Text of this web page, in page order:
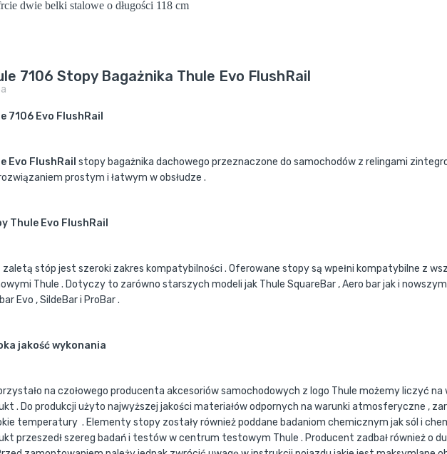
dwie belki stalowe o długości 118 cm
7106 Stopy Bagażnika Thule Evo FlushRail
7106 Evo FlushRail
Evo FlushRail stopy bagażnika dachowego przeznaczone do samochodów z relingami
prostym i łatwym w obsłudze .
Thule Evo FlushRail
zaletą stóp jest szeroki zakres kompatybilności . Oferowane stopy są wpełni kompatybilne z
Thule . Dotyczy to zarówno starszych modeli jak Thule SquareBar , Aero bar jak i
Evo , SildeBar i ProBar .
jakość wykonania
na czołowego producenta akcesoriów samochodowych z logo Thule możemy liczyć na
. Do produkcji użyto najwyższej jakości materiałów odpornych na warunki atmosferyczne ,
temperatury . Elementy stopy zostały również poddane badaniom chemicznym jak sól i
przeszedł szereg badań i testów w centrum testowym Thule . Producent zadbał również o